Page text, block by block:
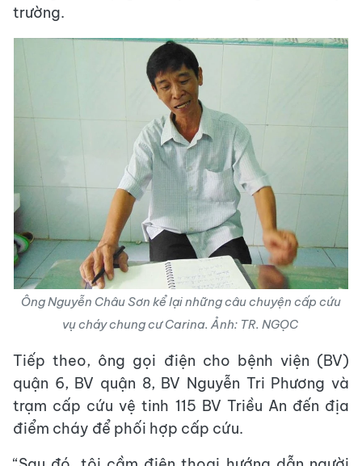
trường.
Ông Nguyễn Châu Sơn kể lại những câu chuyện cấp cứu
vụ cháy chung cư Carina. Ảnh: TR. NGỌC
Tiếp theo, ông gọi điện cho bệnh viện (BV)
quận 6, BV quận 8, BV Nguyễn Tri Phương và
trạm cấp cứu vệ tinh 115 BV Triều An đến địa
điểm cháy để phối hợp cấp cứu.